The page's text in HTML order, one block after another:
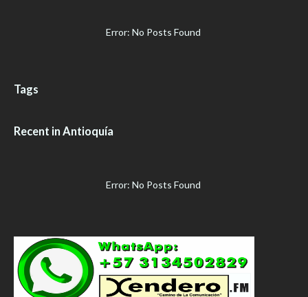
Error: No Posts Found
Tags
Recent in Antioquía
Error: No Posts Found